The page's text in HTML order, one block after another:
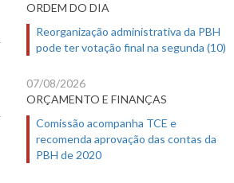
ORDEM DO DIA
Reorganização administrativa da PBH
pode ter votação final na segunda (10)
07/08/2026
ORÇAMENTO E FINANÇAS
Comissão acompanha TCE e
recomenda aprovação das contas da
PBH de 2020